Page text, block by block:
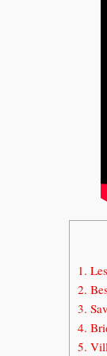
1.
2.
3.
4.
5.